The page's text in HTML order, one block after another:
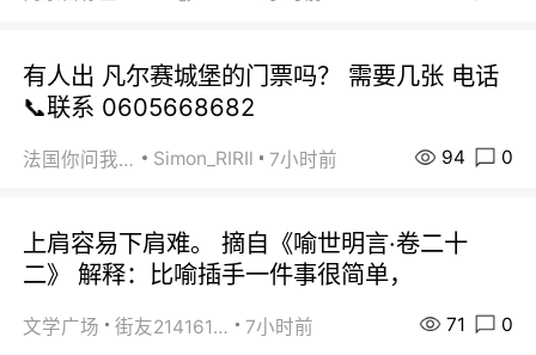
有人出 凡尔赛城堡的门票吗？ 需要几张 电话
📞联系 0605668682
法国你问我答 Simon_RIRIl 7小时前 94 0
上肩容易下肩难。 摘自《喻世明言·卷二十
二》 解释：比喻插手一件事很简单，
文学广场 街友21416156 7小时前 71 0